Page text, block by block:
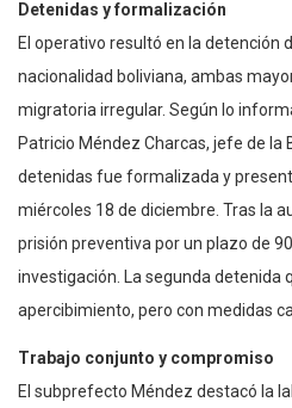
Detenidas y formalización
El operativo resultó en la detención
nacionalidad boliviana, ambas
migratoria irregular. Según lo
Patricio Méndez Charcas, jefe de la
detenidas fue formalizada y
miércoles 18 de diciembre. Tras la
prisión preventiva por un plazo de
investigación. La segunda detenida
apercibimiento, pero con medidas
Trabajo conjunto y compromiso
El subprefecto Méndez destacó la